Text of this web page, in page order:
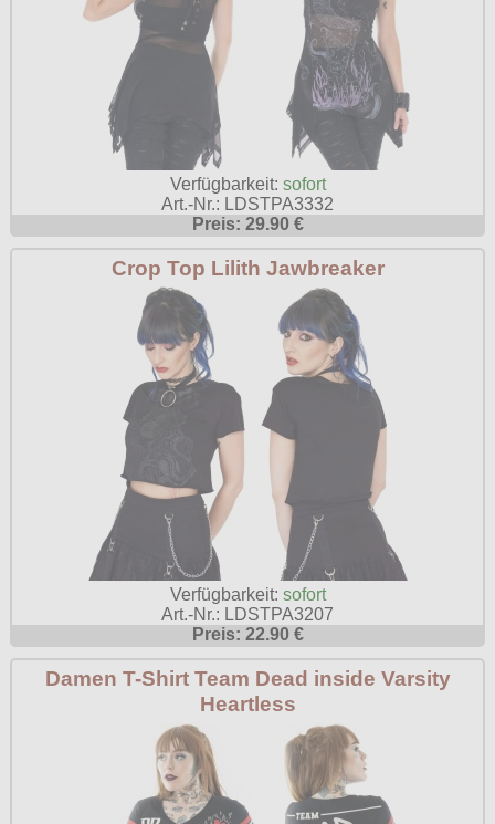
Verfügbarkeit: sofort
Art.-Nr.: LDSTPA3332
Preis: 29.90 €
Crop Top Lilith Jawbreaker
Verfügbarkeit: sofort
Art.-Nr.: LDSTPA3207
Preis: 22.90 €
Damen T-Shirt Team Dead inside Varsity
Heartless